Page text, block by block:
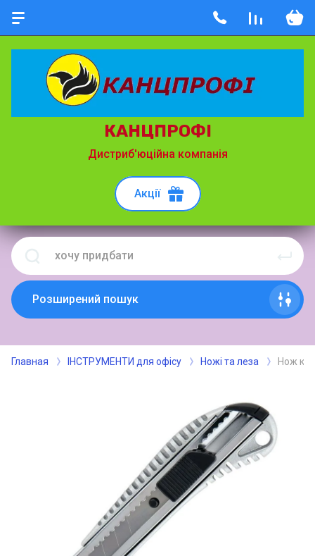
КАНЦПРОФІ
Дистриб'юційна компанія
Акції
Розширений пошук
Главная ІНСТРУМЕНТИ для офісу Ножі та леза Нож